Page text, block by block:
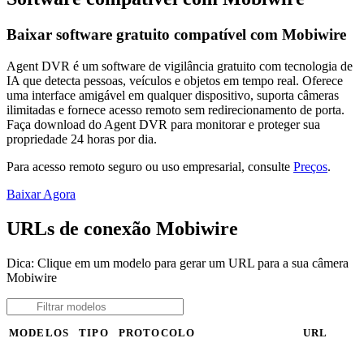
Baixar software gratuito compatível com Mobiwire
Agent DVR é um software de vigilância gratuito com tecnologia de
IA que detecta pessoas, veículos e objetos em tempo real. Oferece
uma interface amigável em qualquer dispositivo, suporta câmeras
ilimitadas e fornece acesso remoto sem redirecionamento de porta.
Faça download do Agent DVR para monitorar e proteger sua
propriedade 24 horas por dia.
Para acesso remoto seguro ou uso empresarial, consulte Preços.
Baixar Agora
URLs de conexão Mobiwire
Dica: Clique em um modelo para gerar um URL para a sua câmera
Mobiwire
MODELOS TIPO PROTOCOLO URL